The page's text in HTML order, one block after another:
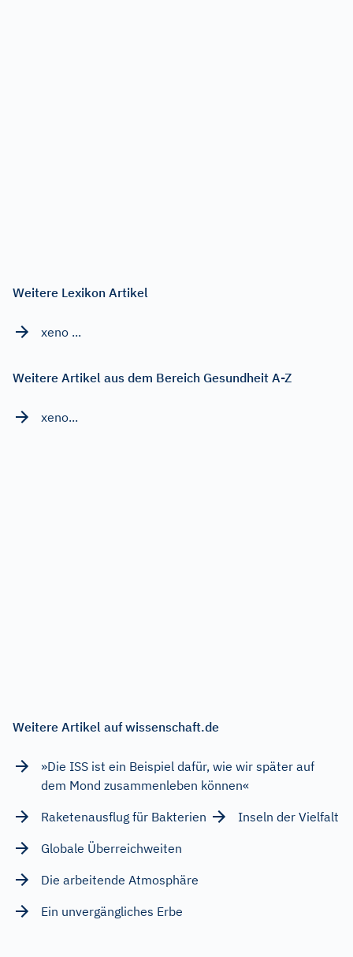
Weitere Lexikon Artikel
xeno ...
Weitere Artikel aus dem Bereich Gesundheit A-Z
xeno...
Weitere Artikel auf wissenschaft.de
»Die ISS ist ein Beispiel dafür, wie wir später auf
dem Mond zusammenleben können«
Raketenausflug für Bakterien
Inseln der Vielfalt
Globale Überreichweiten
Die arbeitende Atmosphäre
Ein unvergängliches Erbe